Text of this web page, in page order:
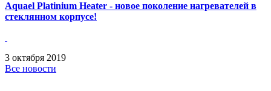
Aquael Platinium Heater - новое поколение нагревателей в
стеклянном корпусе!
3 октября 2019
Все новости